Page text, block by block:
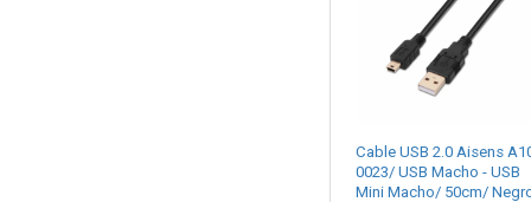
Cable USB 2.0 Aisens
0023/ USB Macho - USB
Mini Macho/ 50cm/